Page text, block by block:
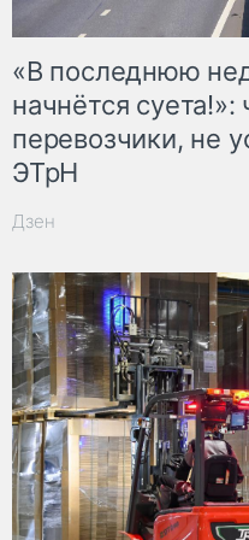
«В последнюю
начнётся
перевозчики, не
ЭТрН
Дзен